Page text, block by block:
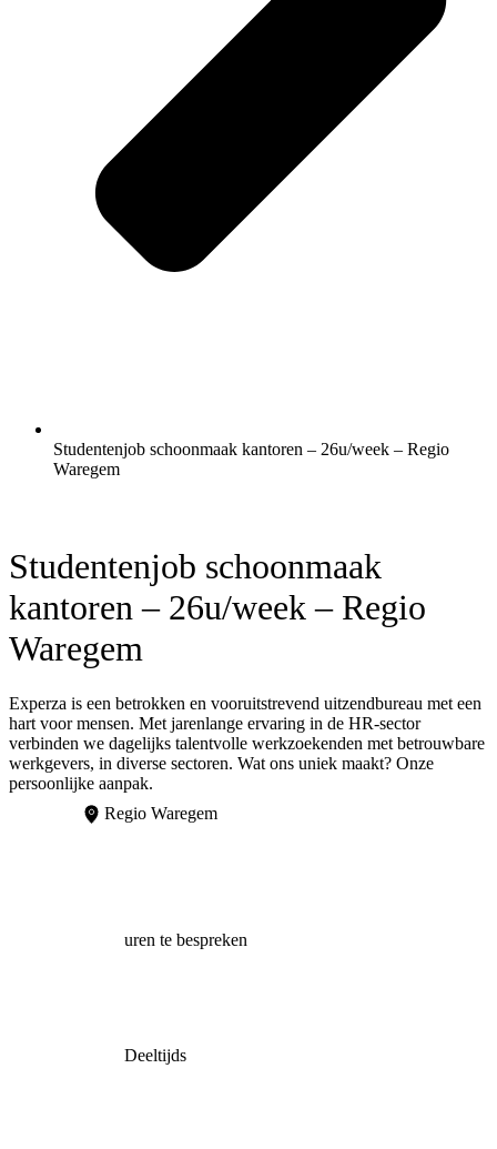
Studentenjob schoonmaak kantoren – 26u/week – Regio
Waregem
Studentenjob schoonmaak
kantoren – 26u/week – Regio
Waregem
Experza is een betrokken en vooruitstrevend uitzendbureau met een
hart voor mensen. Met jarenlange ervaring in de HR-sector
verbinden we dagelijks talentvolle werkzoekenden met betrouwbare
werkgevers, in diverse sectoren. Wat ons uniek maakt? Onze
persoonlijke aanpak.
Regio Waregem
uren te bespreken
Deeltijds